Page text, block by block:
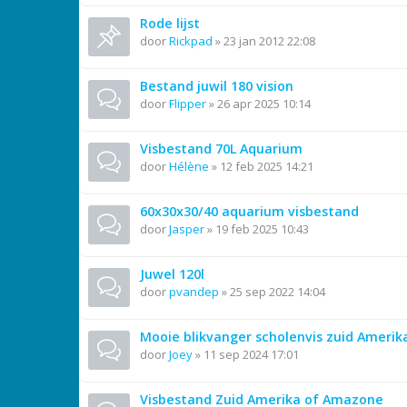
Rode lijst
doorRickpad »23 jan 2012 22:08
Bestand juwil 180 vision
doorFlipper»26 apr 2025 10:14
Visbestand 70L Aquarium
doorHélène » 12 feb 2025 14:21
60x30x30/40 aquarium visbestand
doorJasper» 19 feb 2025 10:43
Juwel 120l
doorpvandep »25 sep 2022 14:04
Mooie blikvanger scholenvis zuid
doorJoey» 11 sep 2024 17:01
Visbestand Zuid Amerika of Amazone